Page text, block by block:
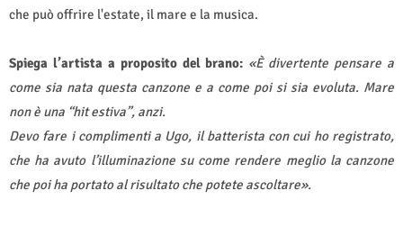
che può offrire l'estate, il mare e la musica.
Spiega l’artista a proposito del brano: «È divertente pensare a
come sia nata questa canzone e a come poi si sia evoluta. Mare
non è una “hit estiva”, anzi.
Devo fare i complimenti a Ugo, il batterista con cui ho registrato,
che ha avuto l’illuminazione su come rendere meglio la canzone
che poi ha portato al risultato che potete ascoltare».